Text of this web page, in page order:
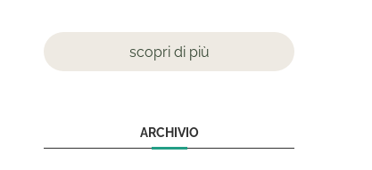
scopri di più
ARCHIVIO